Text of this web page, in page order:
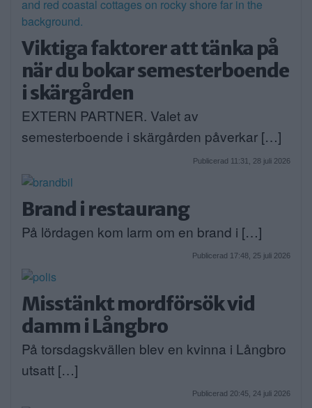
Viktiga faktorer att tänka på
när du bokar semesterboende
i skärgården
EXTERN PARTNER. Valet av
semesterboende i skärgården påverkar […]
Publicerad 11:31, 28 juli 2026
Brand i restaurang
På lördagen kom larm om en brand i […]
Publicerad 17:48, 25 juli 2026
Misstänkt mordförsök vid
damm i Långbro
På torsdagskvällen blev en kvinna i Långbro
utsatt […]
Publicerad 20:45, 24 juli 2026